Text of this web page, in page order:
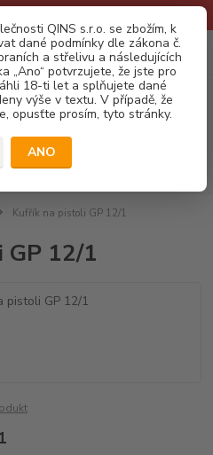
QINS s.r.o. se zbožím, k
dané podmínky dle zákona č.
a střelivu a následujících
„Ano“ potvrzujete, že jste pro
18-ti let a splňujete dané
výše v textu. V případě, že
opusťte prosím, tyto stránky.
ANO
Menu
0
za0,00 Kč
Kufřík na pistoli GP 12/1
12/1